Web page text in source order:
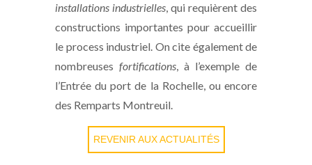
installations industrielles, qui requièrent des
constructions importantes pour accueillir
le process industriel. On cite également de
nombreuses fortifications, à l’exemple de
l’Entrée du port de la Rochelle, ou encore
des Remparts Montreuil.
REVENIR AUX ACTUALITÉS